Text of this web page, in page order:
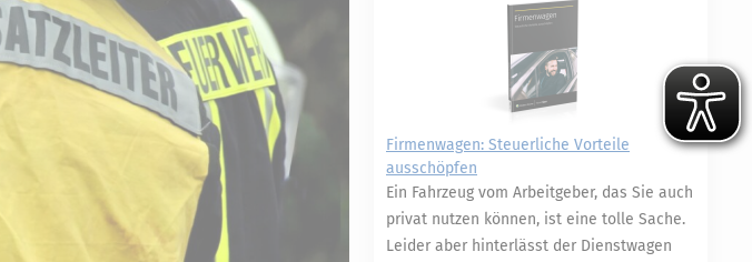
Firmenwagen: Steuerliche Vorteile
ausschöpfen
Ein Fahrzeug vom Arbeitgeber, das Sie auch
privat nutzen können, ist eine tolle Sache.
Leider aber hinterlässt der Dienstwagen